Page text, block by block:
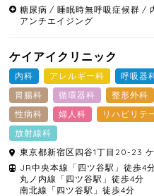
糖尿病
睡眠時無呼吸症候群
アンチエイジング
ケイアイクリニック
内科 アレルギー科 呼吸器
胃腸科
循環器科 整形外科
性病科
婦人科
リハビリテ
放射線科
東京都新宿区四谷1丁目20-23
JR中央本線「四ツ谷駅」徒歩4
丸ノ内線「四ツ谷駅」徒歩4分
南北線「四ツ谷駅」徒歩4分